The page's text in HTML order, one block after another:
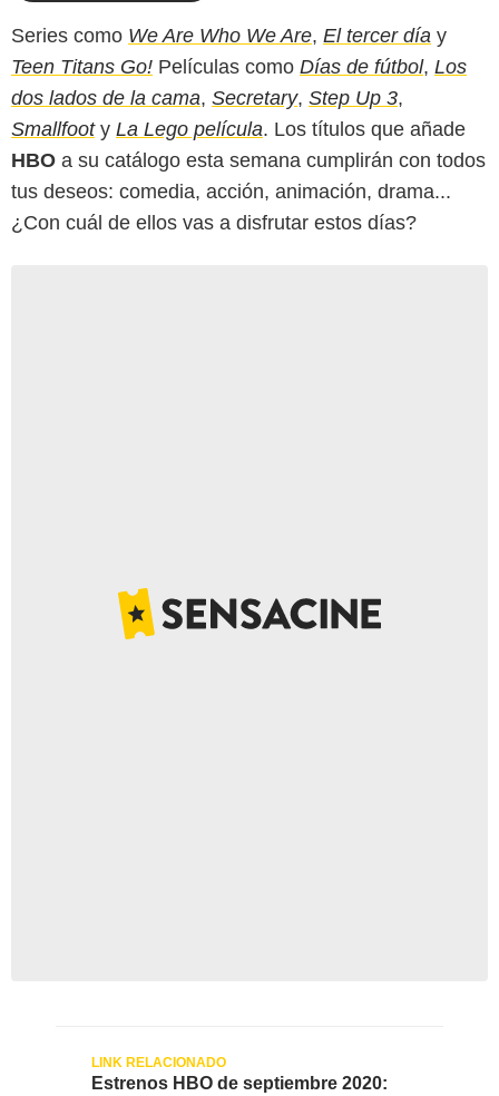
Series como We Are Who We Are, El tercer día y
Teen Titans Go! Películas como Días de fútbol, Los
dos lados de la cama, Secretary, Step Up 3,
Smallfooty La Lego película. Los títulos que añade
HBO a su catálogo esta semana cumplirán con todos
tus deseos: comedia, acción, animación, drama...
¿Con cuál de ellos vas a disfrutar estos días?
Estrenos HBO de septiembre 2020: